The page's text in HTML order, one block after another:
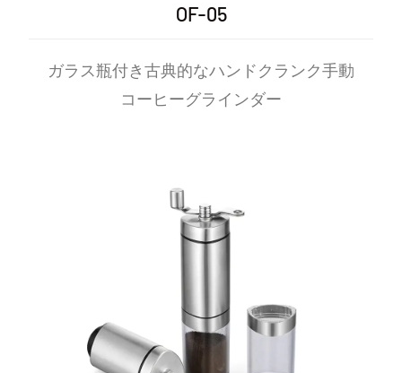
OF-05
ガラス瓶付き古典的なハンドクランク手動
コーヒーグラインダー